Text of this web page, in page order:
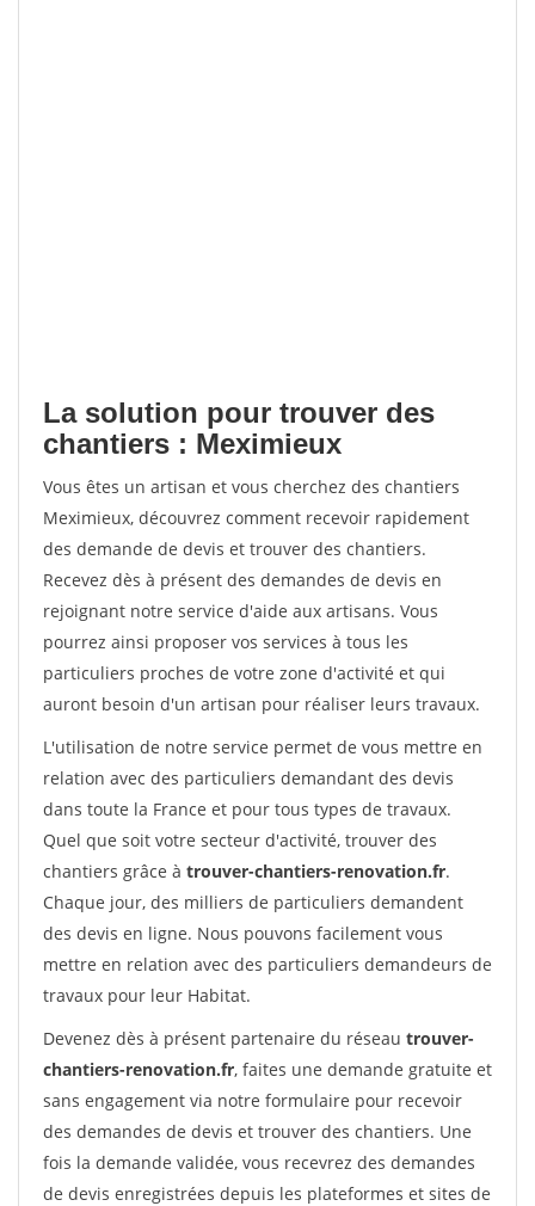
La solution pour trouver des
chantiers : Meximieux
Vous êtes un artisan et vous cherchez des chantiers
Meximieux, découvrez comment recevoir rapidement
des demande de devis et trouver des chantiers.
Recevez dès à présent des demandes de devis en
rejoignant notre service d'aide aux artisans. Vous
pourrez ainsi proposer vos services à tous les
particuliers proches de votre zone d'activité et qui
auront besoin d'un artisan pour réaliser leurs travaux.
L'utilisation de notre service permet de vous mettre en
relation avec des particuliers demandant des devis
dans toute la France et pour tous types de travaux.
Quel que soit votre secteur d'activité, trouver des
chantiers grâce à trouver-chantiers-renovation.fr.
Chaque jour, des milliers de particuliers demandent
des devis en ligne. Nous pouvons facilement vous
mettre en relation avec des particuliers demandeurs de
travaux pour leur Habitat.
Devenez dès à présent partenaire du réseau trouver-
chantiers-renovation.fr, faites une demande gratuite et
sans engagement via notre formulaire pour recevoir
des demandes de devis et trouver des chantiers. Une
fois la demande validée, vous recevrez des demandes
de devis enregistrées depuis les plateformes et sites de